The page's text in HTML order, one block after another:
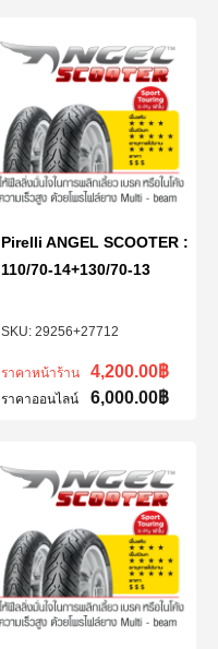
29256+27712
Pirelli ANGEL SCOOTER :
110/70-14+130/70-13
ราคาหน้าร้าน 4,200.00฿
ราคาออนไลน์ 6,000.00฿